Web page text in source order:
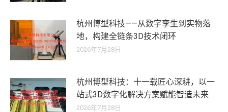
杭州博型科技——从数字孪生到实物落
地，构建全链条3D技术闭环
2026年7月28日
杭州博型科技：十一载匠心深耕，以一
站式3D数字化解决方案赋能智造未来
2026年7月28日